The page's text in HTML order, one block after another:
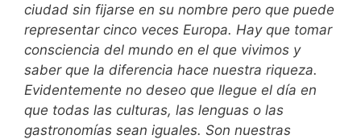
ciudad sin fijarse en su nombre pero que puede
representar cinco veces Europa. Hay que tomar
consciencia del mundo en el que vivimos y
saber que la diferencia hace nuestra riqueza.
Evidentemente no deseo que llegue el día en
que todas las culturas, las lenguas o las
gastronomías sean iguales. Son nuestras